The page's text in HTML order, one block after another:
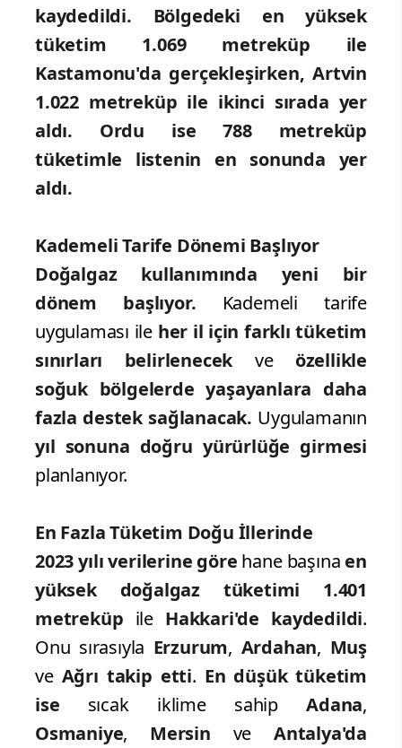
kaydedildi. Bölgedeki en yüksek
tüketim 1.069 metreküp ile
Kastamonu'da gerçekleşirken, Artvin
1.022 metreküp ile ikinci sırada yer
aldı. Ordu ise 788 metreküp
tüketimle listenin en sonunda yer
aldı.
Kademeli Tarife Dönemi Başlıyor
Doğalgaz kullanımında yeni bir
dönem başlıyor. Kademeli tarife
uygulaması ile her il için farklı tüketim
sınırları belirlenecek ve özellikle
soğuk bölgelerde yaşayanlara daha
fazla destek sağlanacak. Uygulamanın
yıl sonuna doğru yürürlüğe girmesi
planlanıyor.
En Fazla Tüketim Doğu İllerinde
2023 yılı verilerine göre hane başına en
yüksek doğalgaz tüketimi 1.401
metreküp ile Hakkari'de kaydedildi.
Onu sırasıyla Erzurum, Ardahan, Muş
ve Ağrı takip etti. En düşük tüketim
ise sıcak iklime sahipAdana,
Osmaniye, Mersin ve Antalya'da